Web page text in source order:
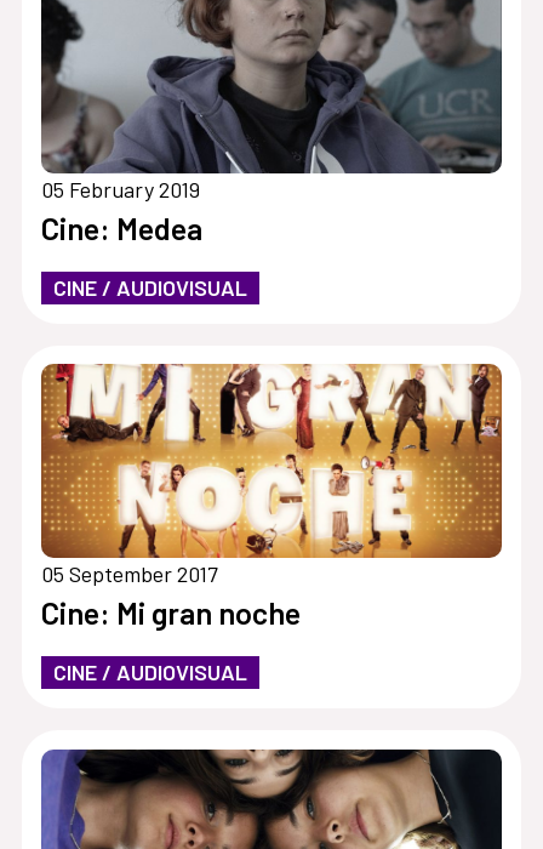
05 February 2019
Cine: Medea
CINE / AUDIOVISUAL
05 September 2017
Cine: Mi gran noche
CINE / AUDIOVISUAL